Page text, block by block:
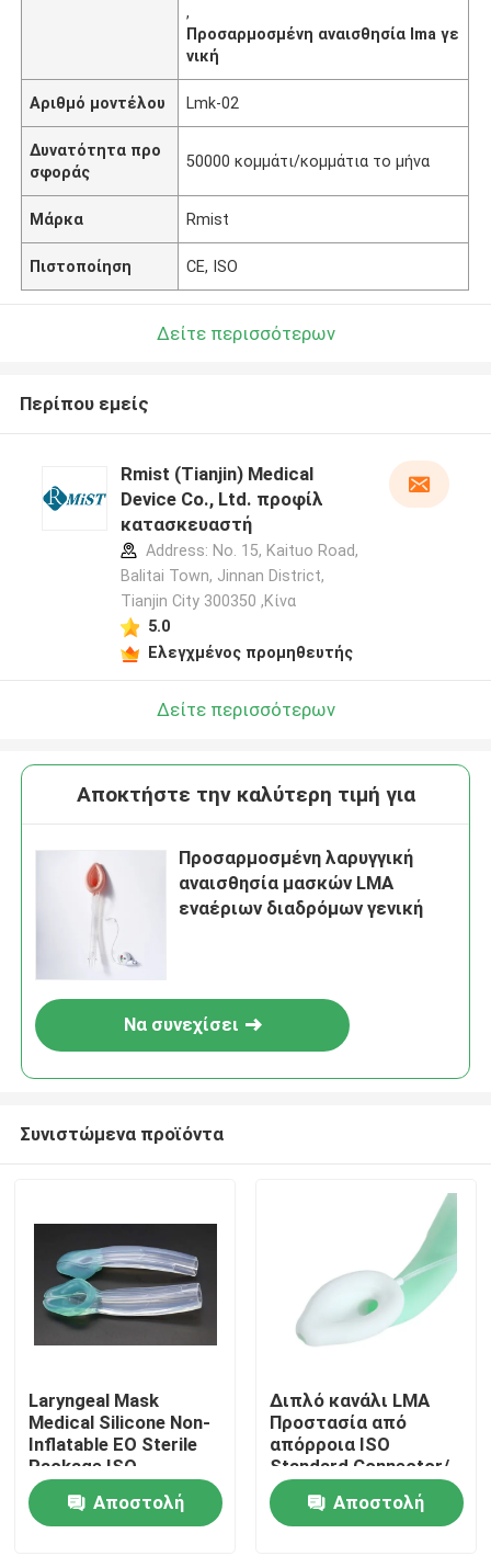
Αρχική Σελίδα
Προϊόντα
,
Προσαρμοσμένη αναισθησία lma γε
νική
Αριθμό μοντέλου Lmk-02
Δυνατότητα προ
σφοράς
50000 κομμάτι/κομμάτια το μήνα
Μάρκα Rmist
Πιστοποίηση CE, ISO
Δείτε περισσότερων
Περίπου εμείς
Rmist (Tianjin) Medical
Device Co., Ltd. προφίλ
κατασκευαστή
Address: No. 15, Kaituo Road,
Balitai Town, Jinnan District,
Tianjin City 300350 ,Κίνα
5.0
Ελεγχμένος προμηθευτής
Δείτε περισσότερων
Αποκτήστε την καλύτερη τιμή για
Προσαρμοσμένη λαρυγγική
αναισθησία μασκών LMA
εναέριων διαδρόμων γενική
Να συνεχίσει
Συνιστώμενα προϊόντα
Laryngeal Mask
Medical Silicone Non-
Inflatable EO Sterile
Package ISO
Certificated
Αποστολή
Διπλό κανάλι LMA
Προστασία από
απόρροια ISO
Standard Connector/
Medical Silicone
Structure/ CE ISO
Αποστολή